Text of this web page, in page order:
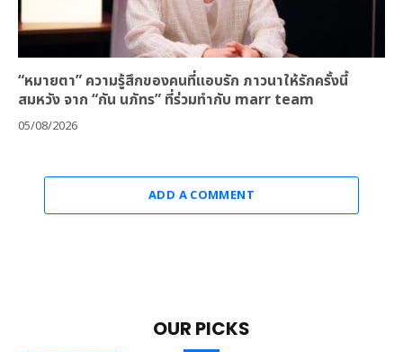
“หมายตา” ความรู้สึกของคนที่แอบรัก ภาวนาให้รักครั้งนี้
สมหวัง จาก “กัน นภัทร” ที่ร่วมทำกับ marr team
05/08/2026
ADD A COMMENT
OUR PICKS